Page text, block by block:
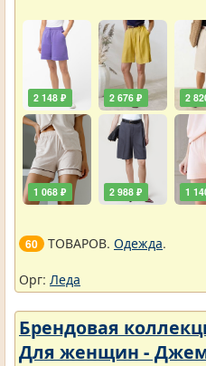
2 148 ₽
1 068 ₽
2 676 ₽
2 988 ₽
2
1
60 ТОВАРОВ. Одежда.
Орг: Леда
Брендовая
Для женщин -